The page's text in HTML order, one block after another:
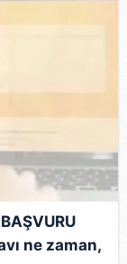
ne zaman,